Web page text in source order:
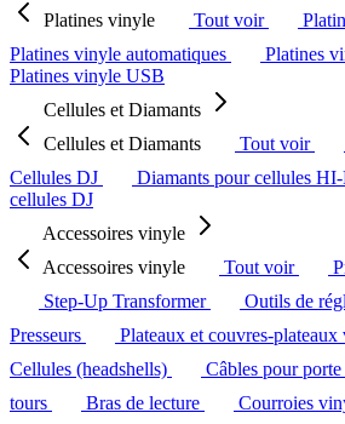
Platines vinyle
Tout voir
Platines vinyle automatiques
Platines
Platines vinyle USB
Cellules et Diamants
Cellules et Diamants
Tout voir
Cellules DJ
Diamants pour cellules
cellules DJ
Accessoires vinyle
Accessoires vinyle
Tout voir
Step-Up Transformer
Outils de
Presseurs
Plateaux et couvres-
Cellules (headshells)
Câbles pour
tours
Bras de lecture Courroies